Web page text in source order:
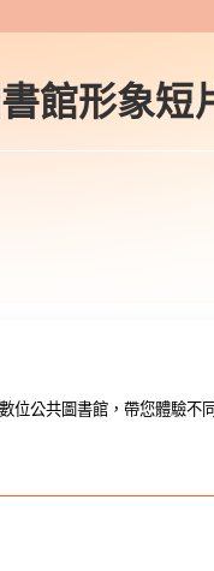
館形象短
位公共圖書館，帶您體驗不